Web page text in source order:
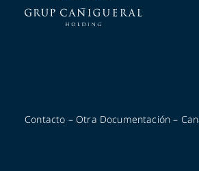
Contacto – Otra Documentación –